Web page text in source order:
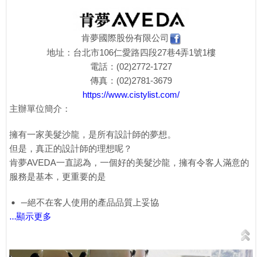
肯夢國際股份有限公司
地址：台北市106仁愛路四段27巷4弄1號1樓
電話：(02)2772-1727
傳真：(02)2781-3679
https://www.cistylist.com/
主辦單位簡介：
擁有一家美髮沙龍，是所有設計師的夢想。
但是，真正的設計師的理想呢？
肯夢AVEDA一直認為，一個好的美髮沙龍，擁有令客人滿意的
服務是基本，更重要的是
─絕不在客人使用的產品品質上妥協
...顯示更多